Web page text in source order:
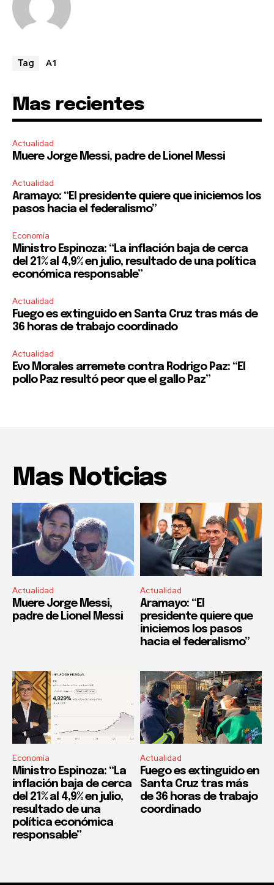
I've read and accept thePrivacy Policy
Tag A1
Mas recientes
Actualidad
Muere Jorge Messi, padre de Lionel Messi
Actualidad
Aramayo: “El presidente quiere que iniciemos los
pasos hacia el federalismo”
Economía
Ministro Espinoza: “La inflación baja de cerca
del 21% al 4,9% en julio, resultado de una política
económica responsable”
Actualidad
Fuego es extinguido en Santa Cruz tras más de
36 horas de trabajo coordinado
Actualidad
Evo Morales arremete contra Rodrigo Paz: “El
pollo Paz resultó peor que el gallo Paz”
Mas Noticias
Actualidad
Muere Jorge Messi,
padre de Lionel Messi
Actualidad
Aramayo: “El
presidente quiere que
iniciemos los pasos
hacia el federalismo”
Economía
Ministro Espinoza: “La
inflación baja de cerca
del 21% al 4,9% en julio,
resultado de una
política económica
responsable”
Actualidad
Fuego es extinguido en
Santa Cruz tras más
de 36 horas de trabajo
coordinado